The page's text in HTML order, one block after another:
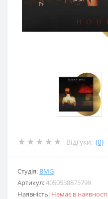
Відгуки: (0)
Студія: BMG
Артикул:4050538875799
Наявність: Немає в наявності